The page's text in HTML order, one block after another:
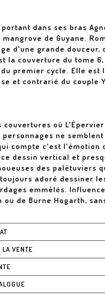
dans ses bras
de Guyane.
d'une grande douceur,
la couverture du tome 6,
premier cycle. Elle est
et contrarié du couple
couvertures où
personnages ne
compte c'est l'émotion
dessin vertical et
des palétuviers
adoré dessiner
emmêlés.
de Burne Hogarth,
VENTE